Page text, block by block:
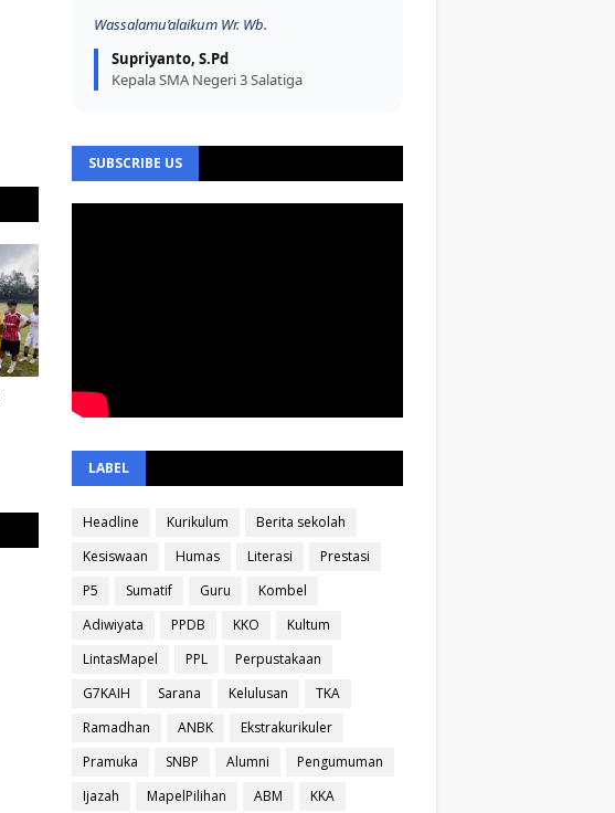
Wassalamu’alaikum Wr. Wb.
Supriyanto, S.Pd
Kepala SMA Negeri 3 Salatiga
SUBSCRIBE US
LABEL
Headline Kurikulum
Berita sekolah
Kesiswaan
Humas Literasi
Prestasi
P5
Sumatif Guru
Kombel
Adiwiyata
PPDB KKO
Kultum
LintasMapel
PPL
Perpustakaan
G7KAIH
Sarana Kelulusan
TKA
Ramadhan
ANBK
Ekstrakurikuler
Pramuka
SNBP Alumni
Pengumuman
Ijazah
MapelPilihan ABM
KKA